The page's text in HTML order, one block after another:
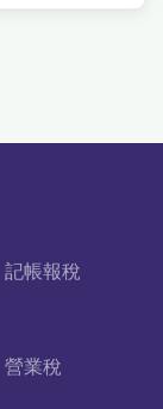
記帳報稅
營業稅